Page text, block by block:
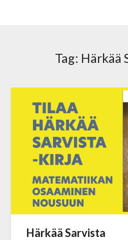
Tag: Härkää
Härkää Sarvista